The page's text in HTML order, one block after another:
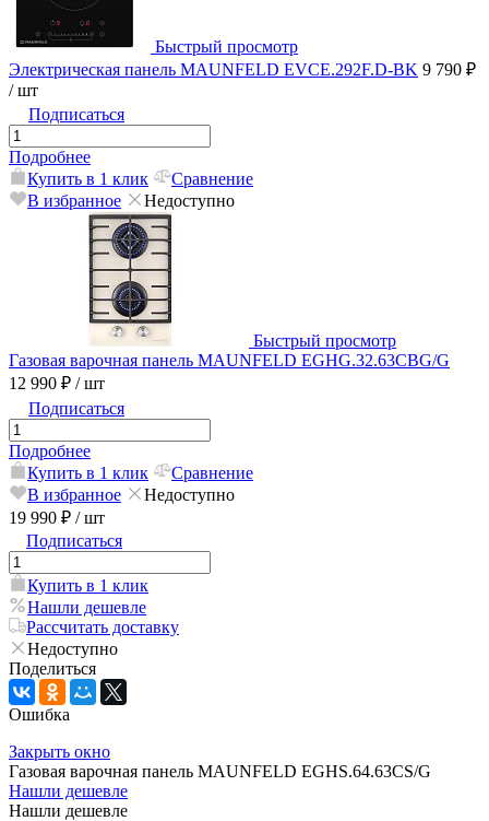
Быстрый просмотр
Электрическая панель MAUNFELD EVCE.292F.D-BK 9 790 ₽
/ шт
Подписаться
Подробнее
Купить в 1 клик
Сравнение
В избранное
Недоступно
Быстрый просмотр
Газовая варочная панель MAUNFELD EGHG.32.63CBG/G
12 990 ₽ / шт
Подписаться
Подробнее
Купить в 1 клик
Сравнение
В избранное
Недоступно
19 990 ₽ / шт
Подписаться
Купить в 1 клик
Нашли дешевле
Рассчитать доставку
Недоступно
Поделиться
Ошибка
Закрыть окно
Газовая варочная панель MAUNFELD EGHS.64.63CS/G
Нашли дешевле
Нашли дешевле